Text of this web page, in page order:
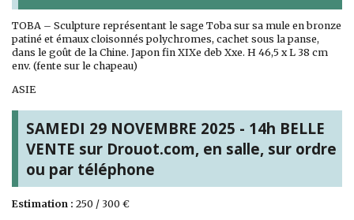
TOBA – Sculpture représentant le sage Toba sur sa mule en bronze
patiné et émaux cloisonnés polychromes, cachet sous la panse,
dans le goût de la Chine. Japon fin XIXe deb Xxe. H 46,5 x L 38 cm
env. (fente sur le chapeau)
ASIE
SAMEDI 29 NOVEMBRE 2025 - 14h BELLE
VENTE sur Drouot.com, en salle, sur ordre
ou par téléphone
Estimation : 250 / 300 €